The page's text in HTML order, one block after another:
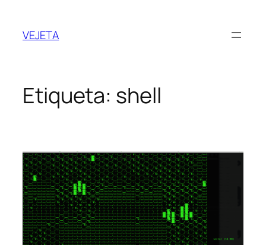
contenido
VEJETA
Etiqueta: shell